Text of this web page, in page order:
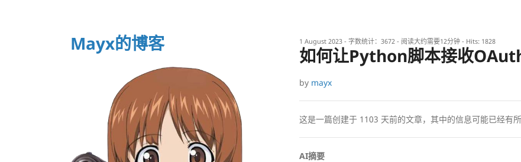
Mayx的博客 1 August 2023 - 字数统计：3672 - 阅读大约需要12分钟 - Hits: 1828
如何让Python脚本接收
by mayx
这是一篇创建于 1103 天前的文章，其中的信息可能已经有
AI摘要